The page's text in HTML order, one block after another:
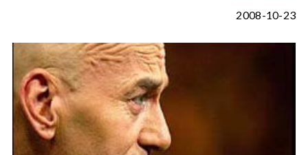
2008-10-23